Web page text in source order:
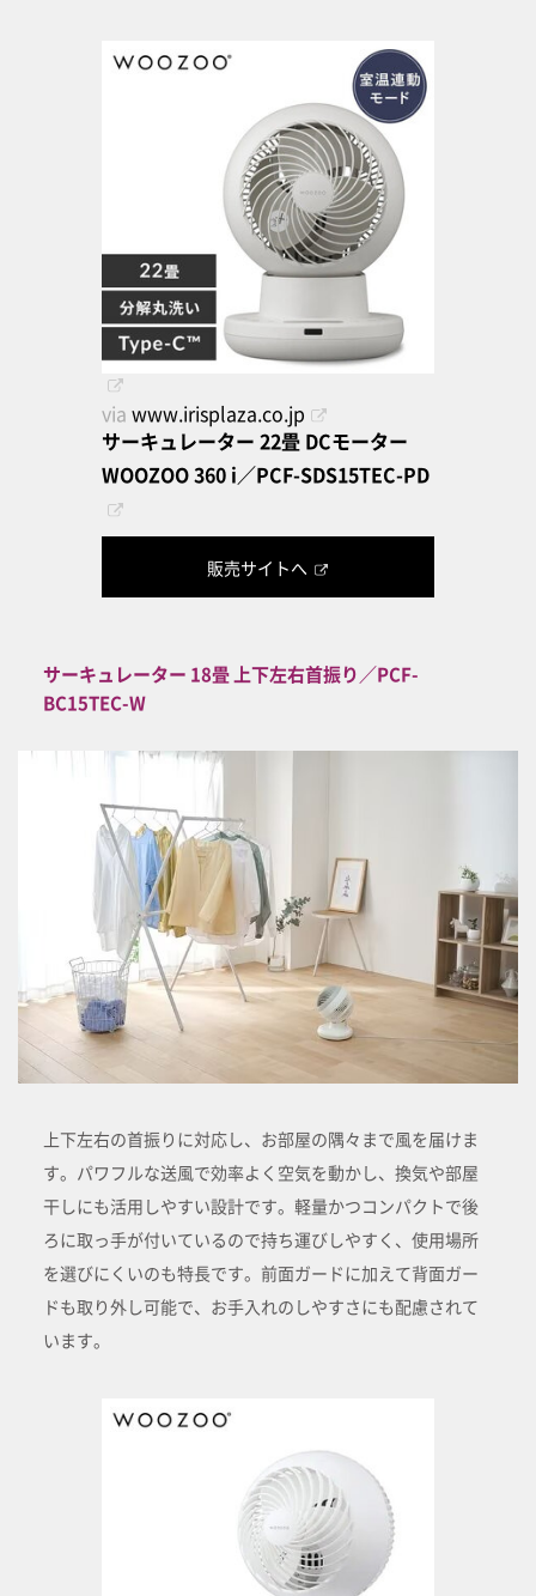
via www.irisplaza.co.jp
サーキュレーター 22畳 DCモーター
WOOZOO 360 i／PCF-SDS15TEC-PD
販売サイトへ
サーキュレーター 18畳 上下左右首振り／PCF-
BC15TEC-W
上下左右の首振りに対応し、お部屋の隅々まで風を届けま
す。パワフルな送風で効率よく空気を動かし、換気や部屋
干しにも活用しやすい設計です。軽量かつコンパクトで後
ろに取っ手が付いているので持ち運びしやすく、使用場所
を選びにくいのも特長です。前面ガードに加えて背面ガー
ドも取り外し可能で、お手入れのしやすさにも配慮されて
います。